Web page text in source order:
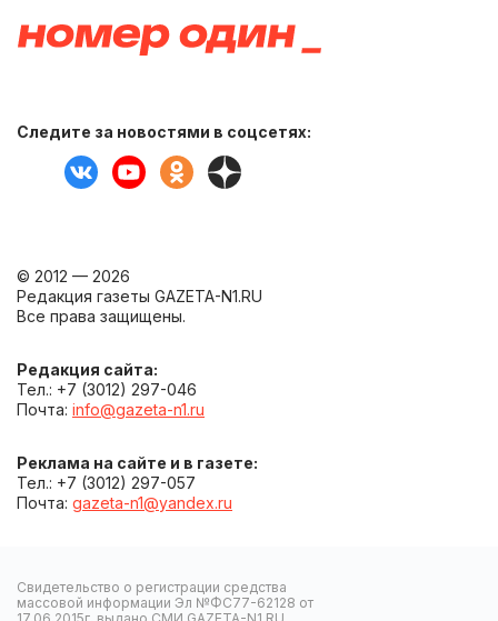
Следите за новостями в соцсетях:
© 2012 — 2026
Редакция газеты GAZETA-N1.RU
Все права защищены.
Редакция сайта:
Тел.: +7 (3012) 297-046
Почта: info@gazeta-n1.ru
Реклама на сайте и в газете:
Тел.: +7 (3012) 297-057
Почта: gazeta-n1@yandex.ru
Свидетельство о регистрации средства
массовой информации Эл №ФС77-62128 от